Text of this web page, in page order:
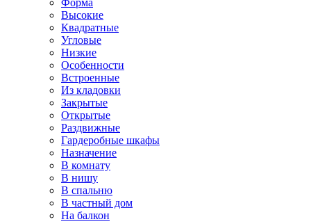
Форма
Высокие
Квадратные
Угловые
Низкие
Особенности
Встроенные
Из кладовки
Закрытые
Открытые
Раздвижные
Гардеробные шкафы
Назначение
В комнату
В нишу
В спальню
В частный дом
На балкон